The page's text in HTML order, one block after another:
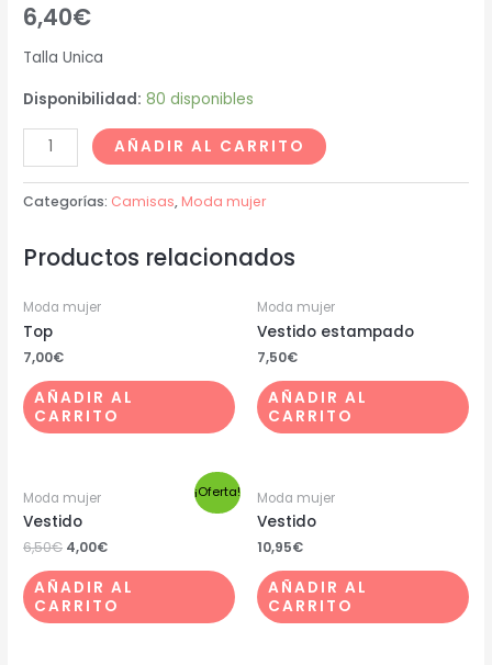
6,40€
Talla Unica
Disponibilidad: 80 disponibles
AÑADIR AL CARRITO
Categorías: Camisas, Moda mujer
Productos relacionados
Moda mujer
Top
7,00€
AÑADIR AL
CARRITO
Moda mujer
Vestido estampado
7,50€
AÑADIR AL
CARRITO
¡Oferta!
Moda mujer
Vestido
6,50€ 4,00€
AÑADIR AL
CARRITO
Moda mujer
Vestido
10,95€
AÑADIR AL
CARRITO